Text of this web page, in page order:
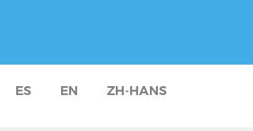
ES EN ZH-HANS